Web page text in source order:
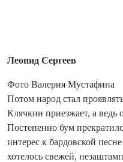
Леонид Сергеев
Фото Валерия Мустафина
Потом народ стал
Клячкин приезжает, а
Постепенно бум
интерес к бардовской
хотелось свежей,